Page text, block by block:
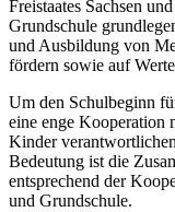
Freistaates Sachsen
Grundschule
und Ausbildung von
fördern sowie auf
Um den Schulbeginn
eine enge Kooperation
Kinder
Bedeutung ist die
entsprechend der
und Grundschule.